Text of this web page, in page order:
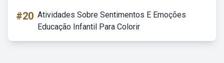
#20 Atividades Sobre Sentimentos E Emoções
Educação Infantil Para Colorir